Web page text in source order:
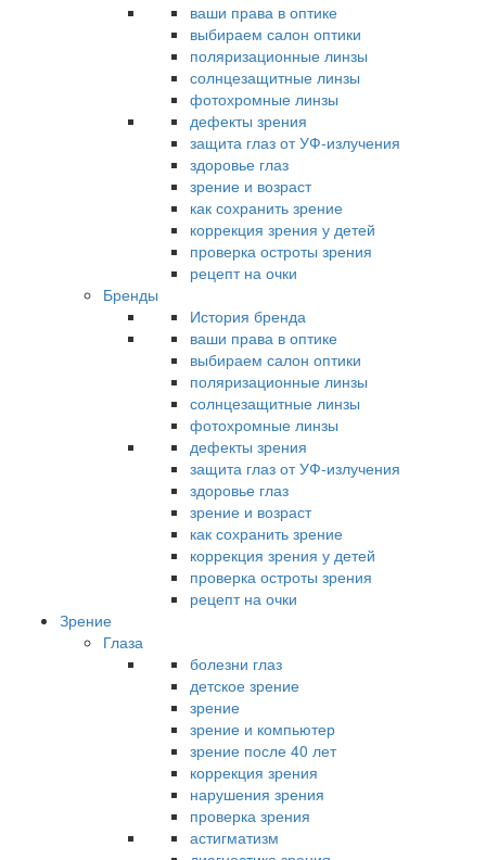
ваши права в оптике
выбираем салон оптики
поляризационные линзы
солнцезащитные линзы
фотохромные линзы
дефекты зрения
защита глаз от УФ-излучения
здоровье глаз
зрение и возраст
как сохранить зрение
коррекция зрения у детей
проверка остроты зрения
рецепт на очки
Бренды
История бренда
ваши права в оптике
выбираем салон оптики
поляризационные линзы
солнцезащитные линзы
фотохромные линзы
дефекты зрения
защита глаз от УФ-излучения
здоровье глаз
зрение и возраст
как сохранить зрение
коррекция зрения у детей
проверка остроты зрения
рецепт на очки
Зрение
Глаза
болезни глаз
детское зрение
зрение
зрение и компьютер
зрение после 40 лет
коррекция зрения
нарушения зрения
проверка зрения
астигматизм